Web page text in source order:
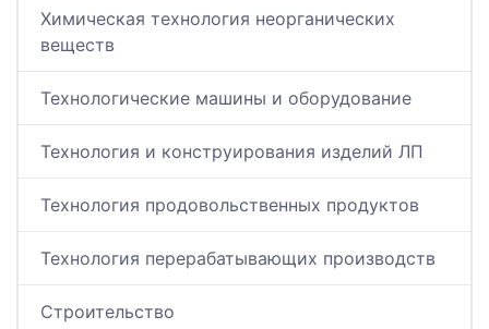
Химическая технология неорганических
веществ
Технологические машины и оборудование
Технология и конструирования изделий ЛП
Технология продовольственных продуктов
Технология перерабатывающих производств
Строительство